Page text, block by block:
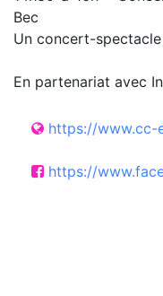
Bec
Un concert-
En partenariat avec
https://www.cc-
https://